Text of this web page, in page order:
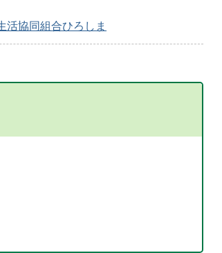
活協同組合ひろしま